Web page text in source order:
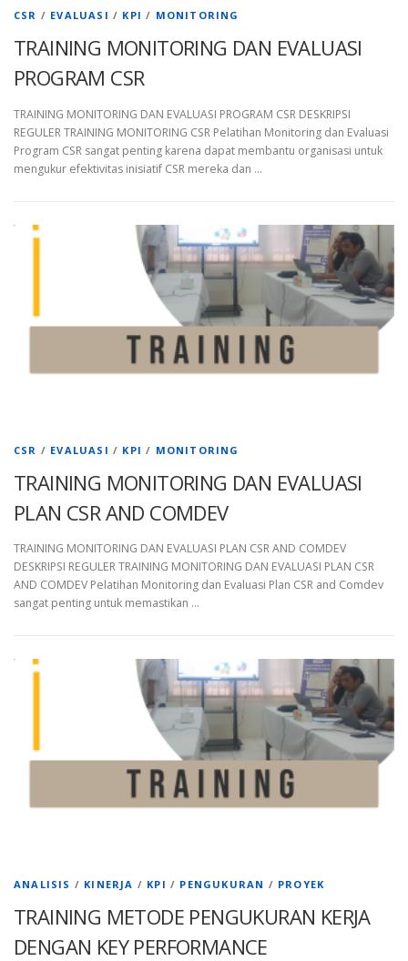
CSR / EVALUASI / KPI / MONITORING
TRAINING MONITORING DAN EVALUASI
PROGRAM CSR
TRAINING MONITORING DAN EVALUASI PROGRAM CSR DESKRIPSI
REGULER TRAINING MONITORING CSR Pelatihan Monitoring dan Evaluasi
Program CSR sangat penting karena dapat membantu organisasi untuk
mengukur efektivitas inisiatif CSR mereka dan …
CSR / EVALUASI / KPI / MONITORING
TRAINING MONITORING DAN EVALUASI
PLAN CSR AND COMDEV
TRAINING MONITORING DAN EVALUASI PLAN CSR AND COMDEV
DESKRIPSI REGULER TRAINING MONITORING DAN EVALUASI PLAN CSR
AND COMDEV Pelatihan Monitoring dan Evaluasi Plan CSR and Comdev
sangat penting untuk memastikan …
ANALISIS / KINERJA / KPI / PENGUKURAN / PROYEK
TRAINING METODE PENGUKURAN KERJA
DENGAN KEY PERFORMANCE